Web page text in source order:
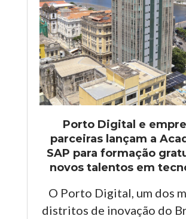
Porto Digital e
parceiras lançam a
SAP para formação
novos talentos em
O Porto Digital, um dos
distritos de inovação do